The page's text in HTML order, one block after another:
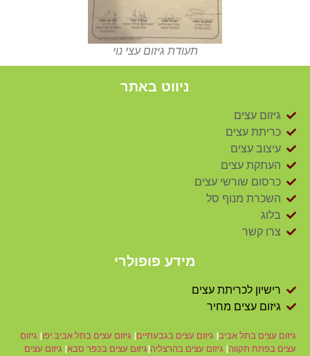
תעודת גיזום עצי נוי
ניווט באתר
גיזום עצים
כריתת עצים
עיצוב עצים
העתקת עצים
כרסום שורשי עצים
השכרת מנוף סל
בלוג
צרו קשר
מידע פופולרי
רישיון לכריתת עצים
גיזום עצים מחיר
גיזום עצים בתל אביב| גיזום עצים בגבעתיים| גיזום עצים בתל אביב יפו| גיזום
עצים בפתח תקווה| גיזום עצים בהרצליה|גיזום עצים בכפר סבא| גיזום עצים